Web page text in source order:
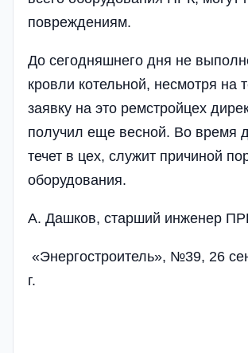
повреждениям.
До сегодняшнего дня не
кровли котельной, несмотря на
заявку на это ремстройцех
получил еще весной. Во время
течет в цех, служит причиной
оборудования.
А. Дашков, старший инженер
«Энергостроитель», №39, 26
г.